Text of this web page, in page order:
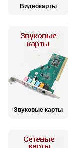
Видеокарты
Звуковые карты